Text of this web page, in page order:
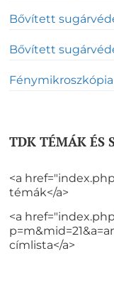
Bővített
Bővített
TDK TÉMÁK ÉS
<a
témák</a>
<a
címlista</a>